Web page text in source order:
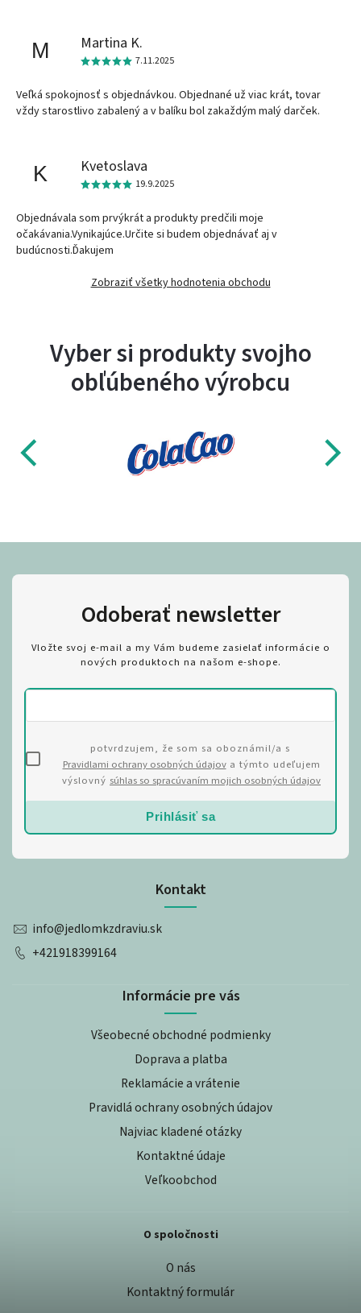
M Martina K.
7.11.2025
Veľká spokojnosť s objednávkou. Objednané už viac krát, tovar
vždy starostlivo zabalený a v balíku bol zakaždým malý darček.
K Kvetoslava
19.9.2025
Objednávala som prvýkrát a produkty predčili moje
očakávania.Vynikajúce.Určite si budem objednávať aj v
budúcnosti.Ďakujem
Zobraziť všetky hodnotenia obchodu
Vyber si produkty svojho
obľúbeného výrobcu
Kontakt
info@jedlomkzdraviu.sk
+421918399164
Informácie pre vás
Všeobecné obchodné podmienky
Doprava a platba
Reklamácie a vrátenie
Pravidlá ochrany osobných údajov
Najviac kladené otázky
Kontaktné údaje
Veľkoobchod
O spoločnosti
O nás
Kontaktný formulár
Odoberať newsletter
Vložte svoj e-mail a my Vám budeme zasielať informácie o
nových produktoch na našom e-shope.
potvrdzujem, že som sa oboznámil/a s
Pravidlami ochrany osobných údajova týmto udeľujem
výslovný súhlas so spracúvaním mojich osobných údajov
Prihlásiť sa